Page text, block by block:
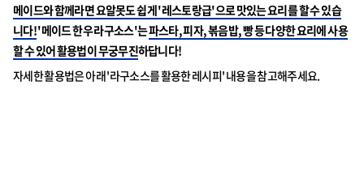
메이드와 함께라면 요알못도 쉽게 '레스토랑급'으로 맛있는 요리를 할 수 있습
니다!'메이드 한우 라구소스'는파스타, 피자, 볶음밥, 빵 등 다양한 요리에 사용
할 수 있어 활용법이 무궁무진하답니다!
자세한 활용법은 아래 '라구소스를 활용한 레시피' 내용을 참고해주세요.